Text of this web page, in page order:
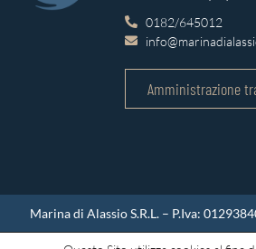
0182/645012
Amministrazione
Marina di Alassio S.R.L. – P.Iva: